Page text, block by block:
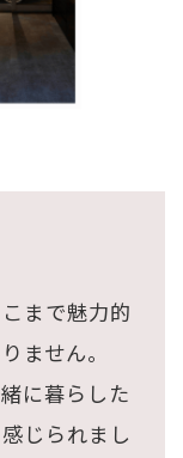
まで魅力的
ません。
に暮らした
じられまし